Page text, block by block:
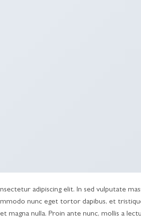
adipiscing elit. In sed vulputate
nunc eget tortor dapibus, et
magna nulla. Proin ante nunc, mollis a